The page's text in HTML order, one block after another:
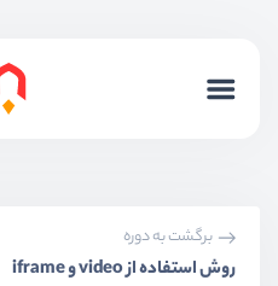
برگشت به دوره
روش استفاده از video و iframe
بخش اول